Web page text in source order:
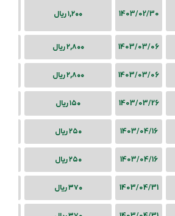
1403/02/30 ۱,۲۰۰ ریال
1403/03/06 ۲,۸۰۰ ریال
1403/03/06 ۲,۸۰۰ ریال
1403/03/26 ۱۵۰ ریال
1403/04/16 ۲۵۰ ریال
1403/04/16 ۲۵۰ ریال
1403/04/31 ۳۷۰ ریال